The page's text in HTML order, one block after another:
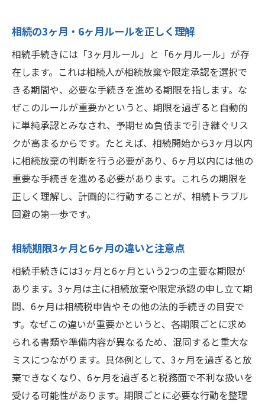
相続の3ヶ月・6ヶ月ルールを正しく理解
相続手続きには「3ヶ月ルール」と「6ヶ月ルール」が存
在します。これは相続人が相続放棄や限定承認を選択で
きる期間や、必要な手続きを進める期限を指します。な
ぜこのルールが重要かというと、期限を過ぎると自動的
に単純承認とみなされ、予期せぬ負債まで引き継ぐリス
クが高まるからです。たとえば、相続開始から3ヶ月以内
に相続放棄の判断を行う必要があり、6ヶ月以内には他の
重要な手続きを進める必要があります。これらの期限を
正しく理解し、計画的に行動することが、相続トラブル
回避の第一歩です。
相続期限3ヶ月と6ヶ月の違いと注意点
相続手続きには3ヶ月と6ヶ月という2つの主要な期限が
あります。3ヶ月は主に相続放棄や限定承認の申し立て期
間、6ヶ月は相続税申告やその他の法的手続きの目安で
す。なぜこの違いが重要かというと、各期限ごとに求め
られる書類や準備内容が異なるため、混同すると重大な
ミスにつながります。具体例として、3ヶ月を過ぎると放
棄できなくなり、6ヶ月を過ぎると税務面で不利な扱いを
受ける可能性があります。期限ごとに必要な行動を整理